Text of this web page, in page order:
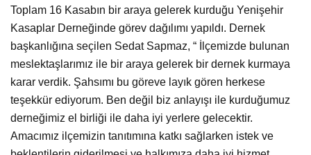
Toplam 16 Kasabın bir araya gelerek kurduğu Yenişehir
Kasaplar Derneğinde görev dağılımı yapıldı. Dernek
başkanlığına seçilen Sedat Sapmaz, “ İlçemizde bulunan
meslektaşlarımız ile bir araya gelerek bir dernek kurmaya
karar verdik. Şahsımı bu göreve layık gören herkese
teşekkür ediyorum. Ben değil biz anlayışı ile kurduğumuz
derneğimiz el birliği ile daha iyi yerlere gelecektir.
Amacımız ilçemizin tanıtımına katkı sağlarken istek ve